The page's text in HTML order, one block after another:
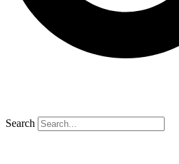
Search